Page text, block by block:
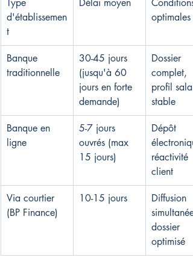
Type
d'établissemen
t
Délai moyen
Conditions
optimales
Banque
traditionnelle
30-45 jours
(jusqu'à 60
jours en forte
demande)
Dossier
complet,
profil
stable
Banque en
ligne
5-7 jours
ouvrés (max
15 jours)
Dépôt
réactivité
client
Via courtier
(BP Finance)
10-15 jours
Diffusion
dossier
optimisé